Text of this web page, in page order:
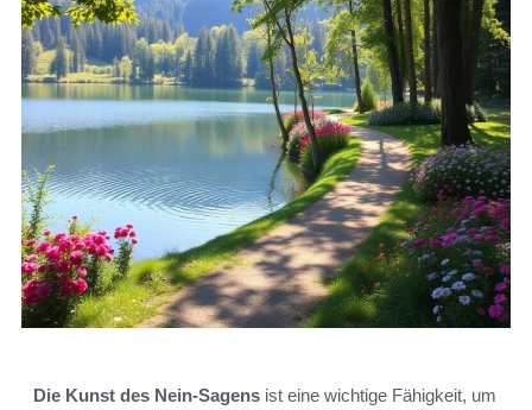
Die Kunst des Nein-Sagens ist eine wichtige Fähigkeit, um